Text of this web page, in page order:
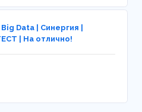
Data | Синергия |
| На отлично!